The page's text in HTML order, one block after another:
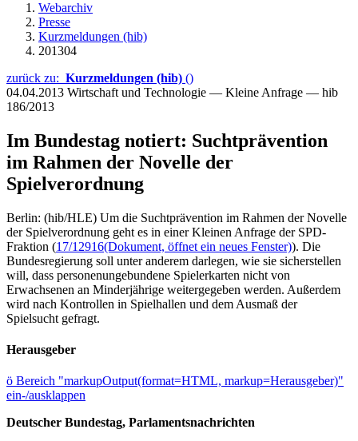
Webarchiv
Presse
Kurzmeldungen (hib)
201304
zurück zu: Kurzmeldungen (hib) ()
04.04.2013 Wirtschaft und Technologie — Kleine Anfrage — hib
186/2013
Im Bundestag notiert: Suchtprävention
im Rahmen der Novelle der
Spielverordnung
Berlin: (hib/HLE) Um die Suchtprävention im Rahmen der Novelle
der Spielverordnung geht es in einer Kleinen Anfrage der SPD-
Fraktion (17/12916(Dokument, öffnet ein neues Fenster)). Die
Bundesregierung soll unter anderem darlegen, wie sie sicherstellen
will, dass personenungebundene Spielerkarten nicht von
Erwachsenen an Minderjährige weitergegeben werden. Außerdem
wird nach Kontrollen in Spielhallen und dem Ausmaß der
Spielsucht gefragt.
Herausgeber
ö Bereich "markupOutput(format=HTML, markup=Herausgeber)"
ein-/ausklappen
Deutscher Bundestag, Parlamentsnachrichten